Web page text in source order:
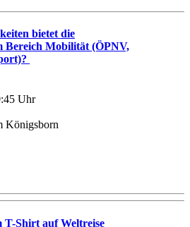
bietet die
Bereich Mobilität (ÖPNV,
Uhr
Königsborn
T-Shirt auf Weltreise